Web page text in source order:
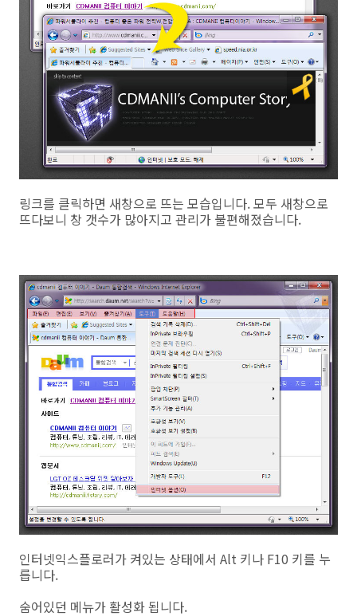
링크를 클릭하면 새창으로 뜨는 모습입니다. 모두 새창으로
뜨다보니 창 갯수가 많아지고 관리가 불편해졌습니다.
인터넷익스플로러가 켜있는 상태에서 Alt 키나 F10 키를 누
릅니다.
숨어있던 메뉴가 활성화 됩니다.